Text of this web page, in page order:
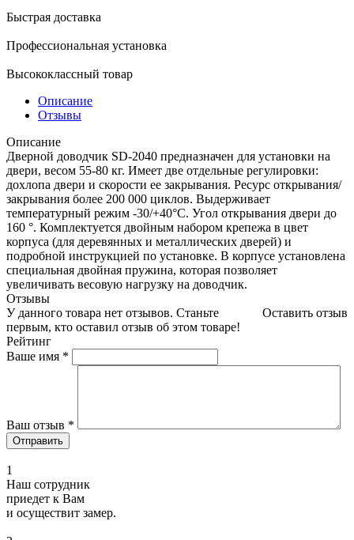
Быстрая доставка
Профессиональная установка
Высококлассный товар
Описание
Отзывы
Описание
Дверной доводчик SD-2040 предназначен для установки на
двери, весом 55-80 кг. Имеет две отдельные регулировки:
дохлопа двери и скорости ее закрывания. Ресурс открывания/
закрывания более 200 000 циклов. Выдерживает
температурный режим -30/+40°С. Угол открывания двери до
160 °. Комплектуется двойным набором крепежа в цвет
корпуса (для деревянных и металлических дверей) и
подробной инструкцией по установке. В корпусе установлена
специальная двойная пружина, которая позволяет
увеличивать весовую нагрузку на доводчик.
Отзывы
Оставить отзыв
У данного товара нет отзывов. Станьте
первым, кто оставил отзыв об этом товаре!
Рейтинг
Ваше имя *
Ваш отзыв *
1
Наш сотрудник
приедет к Вам
и осуществит замер.